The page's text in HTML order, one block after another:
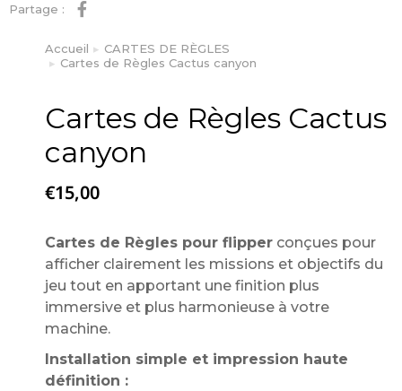
Partage :
Vous êtes ici :
Accueil
CARTES DE RÈGLES
Cartes de Règles Cactus canyon
Cartes de Règles Cactus
canyon
€15,00
Cartes de Règles pour flipper conçues pour
afficher clairement les missions et objectifs du
jeu tout en apportant une finition plus
immersive et plus harmonieuse à votre
machine.
Installation simple et impression haute
définition :